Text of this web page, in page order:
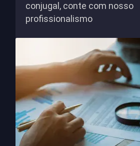
conjugal, conte com nosso
profissionalismo